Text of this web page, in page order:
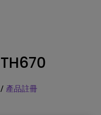
TH670
/ 產品註冊